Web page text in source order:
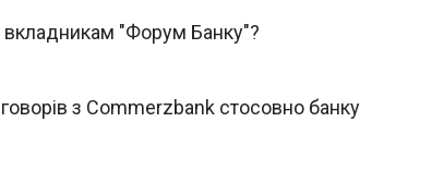
вкладникам "Форум Банку"?
з Commerzbank стосовно банку